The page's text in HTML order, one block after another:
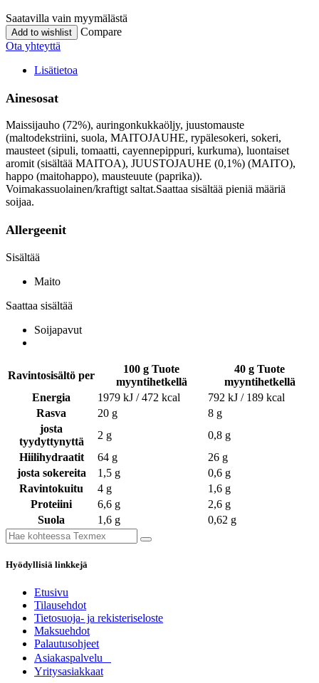
Saatavilla vain myymälästä
Add to wishlist
Compare
Ota yhteyttä
Lisätietoa
Ainesosat
Maissijauho (72%), auringonkukkaöljy, juustomauste
(maltodekstriini, suola, MAITOJAUHE, rypälesokeri, sokeri,
mausteet (sipuli, tomaatti, cayennepippuri, kurkuma), luontaiset
aromit (sisältää MAITOA), JUUSTOJAUHE (0,1%) (MAITO),
happo (maitohappo), mausteuute (paprika)).
Voimakassuolainen/kraftigt saltat.Saattaa sisältää pieniä määriä
soijaa.
Allergeenit
Sisältää
Maito
Saattaa sisältää
Soijapavut
Ravintosisältö per
100 g Tuote
myyntihetkellä
40 g Tuote
myyntihetkellä
Energia
1979 kJ / 472 kcal
792 kJ / 189 kcal
Rasva
20 g
8 g
josta
tyydyttynyttä
2 g
0,8 g
Hiilihydraatit
64 g
26 g
josta sokereita
1,5 g
0,6 g
Ravintokuitu
4 g
1,6 g
Proteiini
6,6 g
2,6 g
Suola
1,6 g 0,62 g
Hyödyllisiä linkkejä
Etusivu
Tilausehdot
Tietosuoja- ja rekisteriseloste
Maksuehdot
Palautusohjeet
Asia​k​aspalvelu
​Yritysasiakkaat